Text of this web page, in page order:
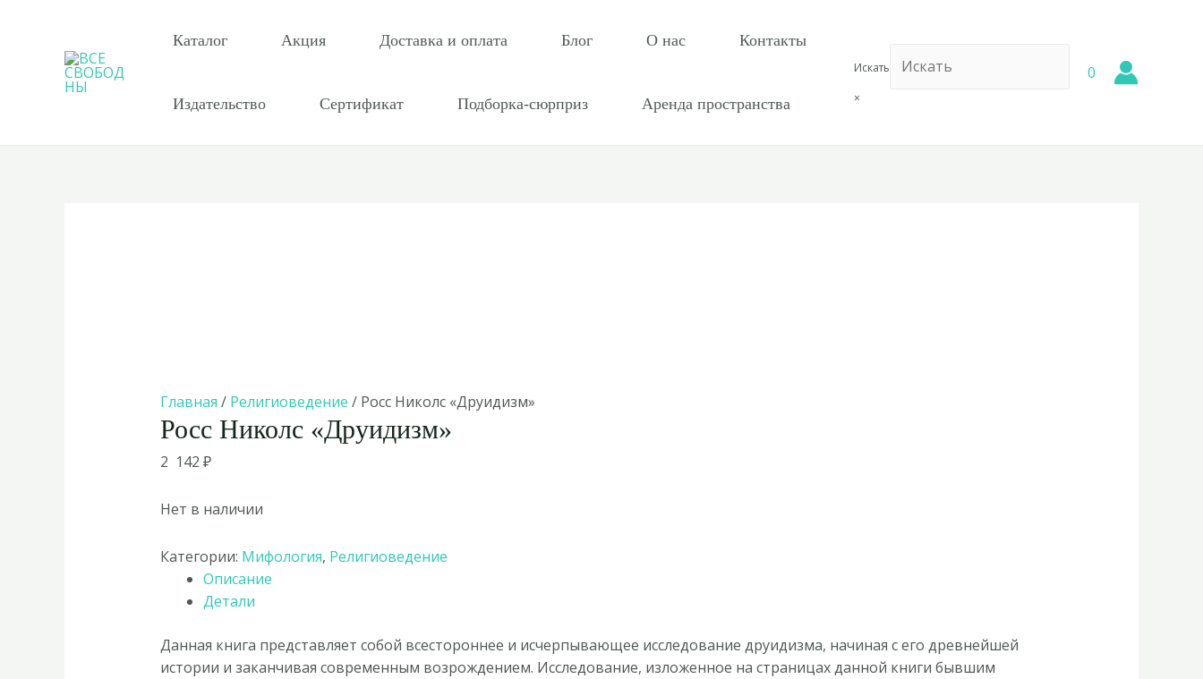
содержимому
Каталог Акция Доставка и оплата Блог О нас Контакты
Издательство Сертификат Подборка-сюрприз Аренда пространства
Искать
×
0
Главная / Религиоведение / Росс Николс «Друидизм»
Росс Николс «Друидизм»
2 142 ₽
Нет в наличии
Категории: Мифология, Религиоведение
Описание
Детали
Данная книга представляет собой всестороннее и исчерпывающее исследование друидизма, начиная с его древнейшей
истории и заканчивая современным возрождением. Исследование, изложенное на страницах данной книги бывшим